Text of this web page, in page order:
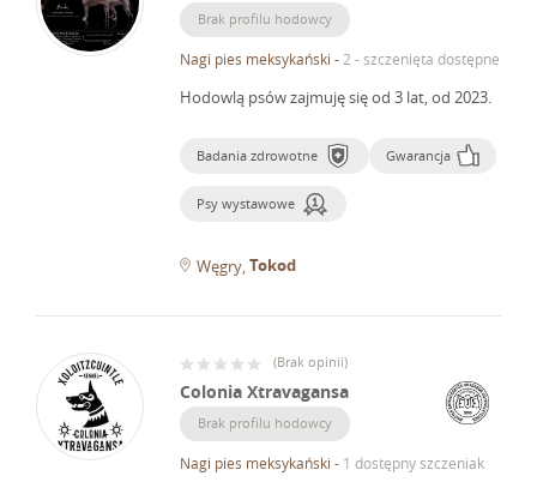
Brak profilu hodowcy
Nagi pies meksykański - 2 - szczenięta dostępne
Hodowlą psów zajmuję się od 3 lat, od 2023.
Badania zdrowotne Gwarancja
Psy wystawowe
Węgry Tokod
(Brak opinii)
Colonia Xtravagansa
Brak profilu hodowcy
Nagi pies meksykański - 1 dostępny szczeniak